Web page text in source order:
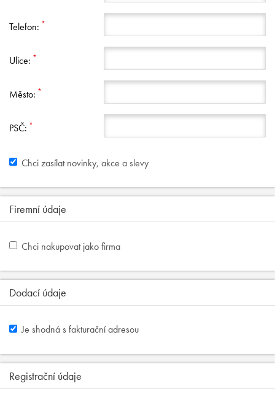
Telefon: *
Ulice: *
Město: *
PSČ: *
Chci zasílat novinky, akce a slevy
Firemní údaje
Chci nakupovat jako firma
Dodací údaje
Je shodná s fakturační adresou
Registrační údaje